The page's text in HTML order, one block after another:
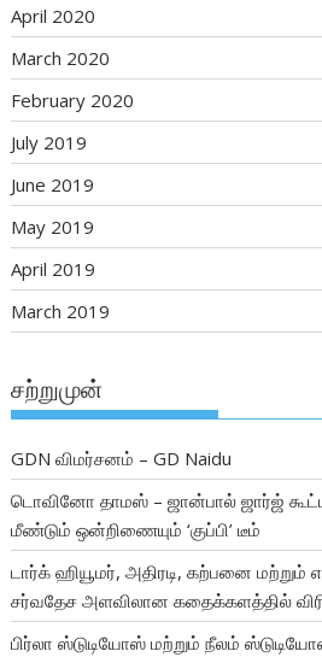
April 2020
March 2020
February 2020
July 2019
June 2019
May 2019
April 2019
March 2019
சற்றுமுன்
GDN விமர்சனம் – GD Naidu
டொவினோ தாமஸ் – ஜான்பால் ஜார்ஜ்
மீண்டும் ஒன்றிணையும் ‘குப்பி’ டீம்
டார்க் ஹியூமர், அதிரடி, கற்பனை மற்றும்
சர்வதேச அளவிலான கதைக்களத்தில்
பிர்லா ஸ்டுடியோஸ் மற்றும் நீலம்